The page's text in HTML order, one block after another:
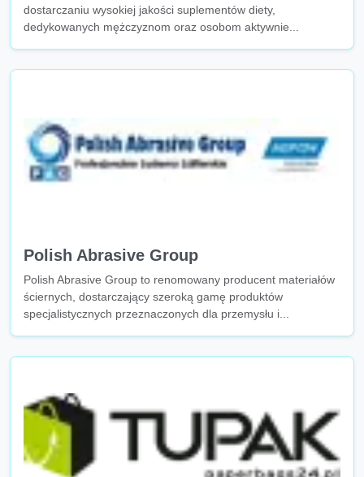
dostarczaniu wysokiej jakości suplementów diety,
dedykowanych mężczyznom oraz osobom aktywnie...
Polish Abrasive Group
Polish Abrasive Group to renomowany producent materiałów
ściernych, dostarczający szeroką gamę produktów
specjalistycznych przeznaczonych dla przemysłu i...